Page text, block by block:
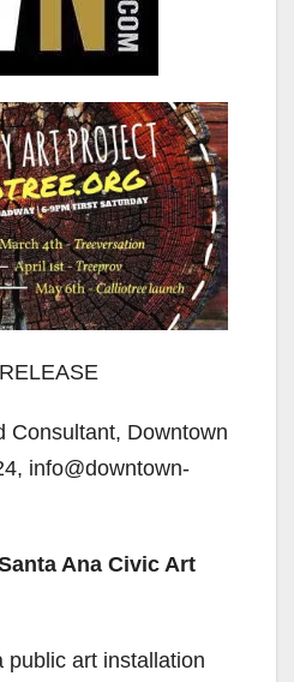
Consultant, Downtown
info@downtown-
Ana Civic Art
public art installation